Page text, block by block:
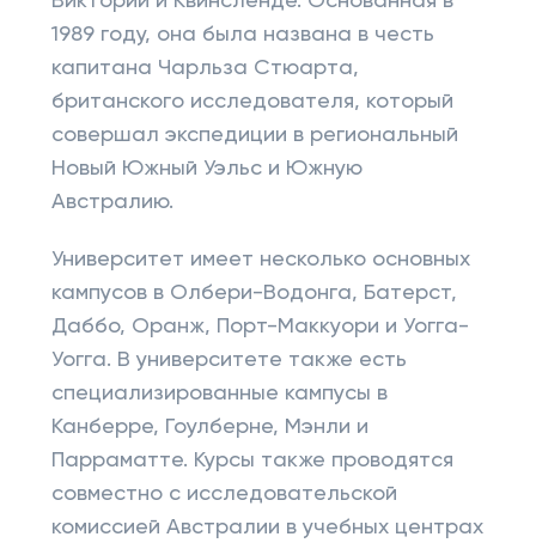
1989 году, она была названа в честь
капитана Чарльза Стюарта,
британского исследователя, который
совершал экспедиции в региональный
Новый Южный Уэльс и Южную
Австралию.
Университет имеет несколько основных
кампусов в Олбери-Водонга, Батерст,
Даббо, Оранж, Порт-Маккуори и Уогга-
Уогга. В университете также есть
специализированные кампусы в
Канберре, Гоулберне, Мэнли и
Парраматте. Курсы также проводятся
совместно с исследовательской
комиссией Австралии в учебных центрах